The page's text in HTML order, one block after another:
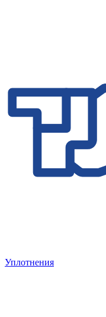
Уплотнения